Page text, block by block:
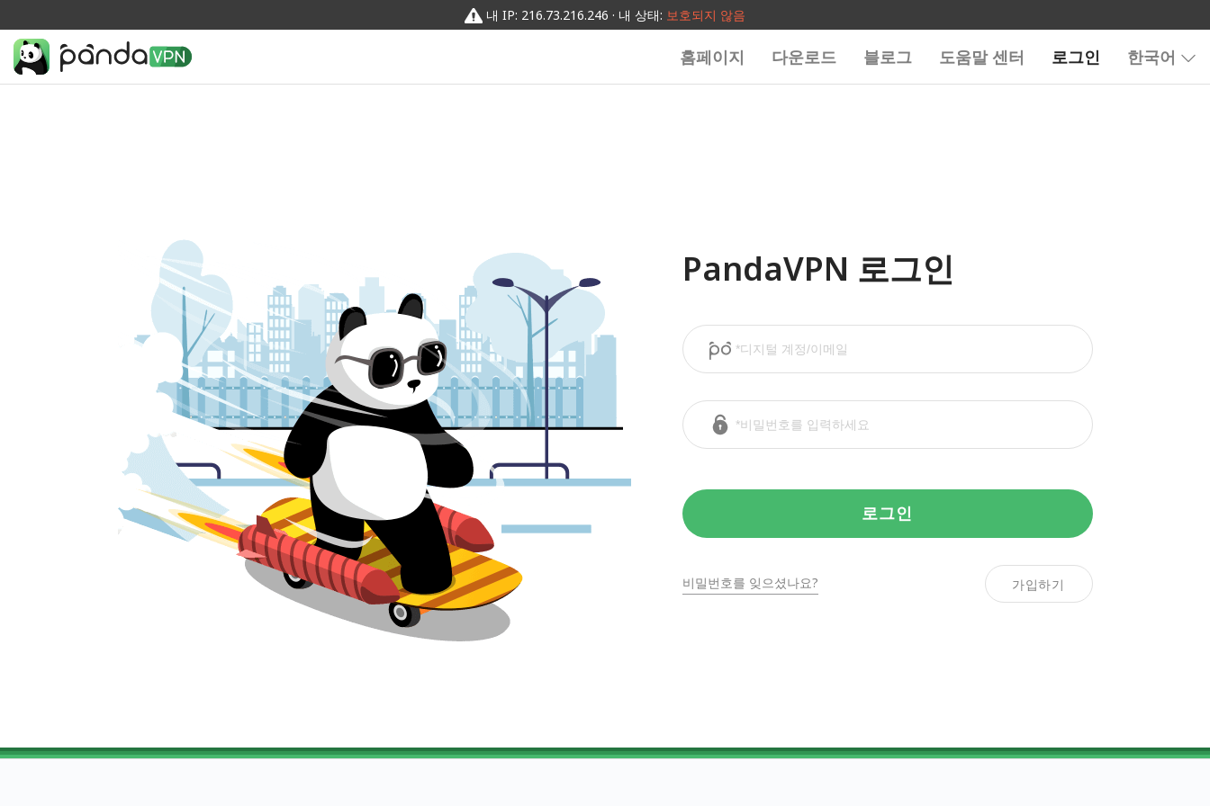
내 IP: 216.73.216.246 · 내 상태: 보호되지 않음
홈페이지 다운로드 블로그 도움말 센터 로그인 한국어
PandaVPN 로그인
로그인
비밀번호를 잊으셨나요? 가입하기